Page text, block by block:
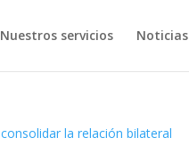
Nuestros servicios Noticias